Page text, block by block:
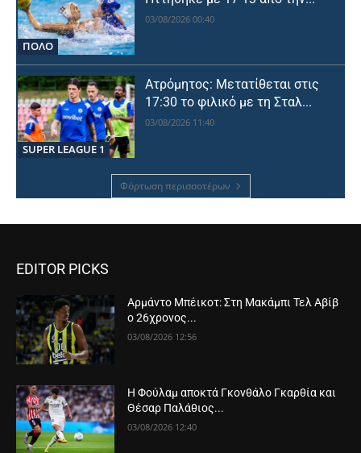
ΠΟΛΟ
03/08/2026 00:40
SUPER LEAGUE 1
Ατρόμητος: Μετατίθεται στις
17:30 το φιλικό με τη Σταλ...
03/08/2026 11:40
Φόρτωση περισσοτέρων
EDITOR PICKS
Αρμάντο Μπέικοτ: Στη Μακάμπι Τελ Αβίβ
ο 26χρονος...
03/08/2026 12:56
Η Φούλαμ αποκτά Γκονθάλο Γκαρθία και
Θέσαρ Παλάθιος...
03/08/2026 12:40